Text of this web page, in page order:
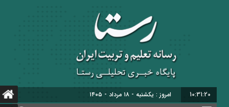
10:31:21 برابر با : 25 - صفر - 1448